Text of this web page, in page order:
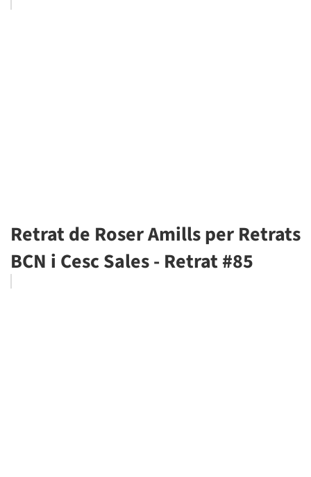
Retrat de Roser Amills per Retrats
BCN i Cesc Sales - Retrat #85